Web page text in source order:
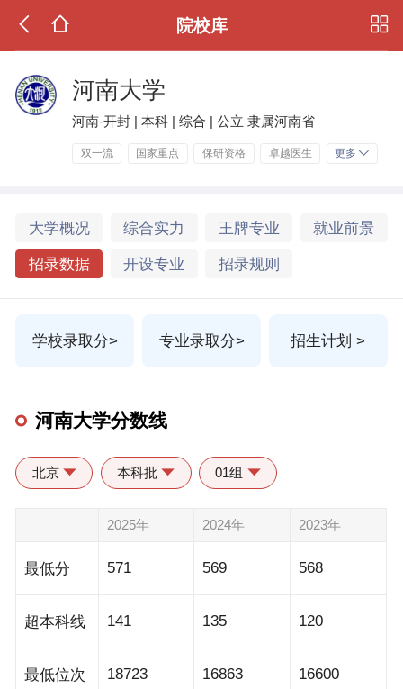
院校库
河南大学
河南-开封 | 本科 | 综合 | 公立 隶属河南省
双一流 国家重点 保研资格 卓越医生 更多
大学概况 综合实力 王牌专业 就业前景
招录数据 开设专业 招录规则
学校录取分> 专业录取分> 招生计划 >
河南大学分数线
北京 本科批 01组
2025年 2024年 2023年
最低分 571 569 568
超本科线 141 135 120
最低位次 18723 16863 16600